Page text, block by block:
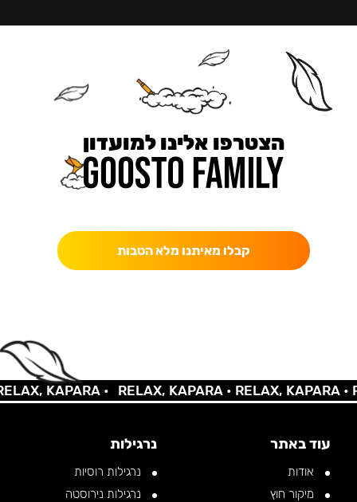
הצטרפו אלינו למועדון
קבלו מאיתנו מלא הטבות
KAPARA • RELAX, KAPARA •RELAX, KAPARA •
עוד באתר
אודות
מיקור חוץ
נרגילות
נרגילות רוסיות
נרגילות נירוסטה